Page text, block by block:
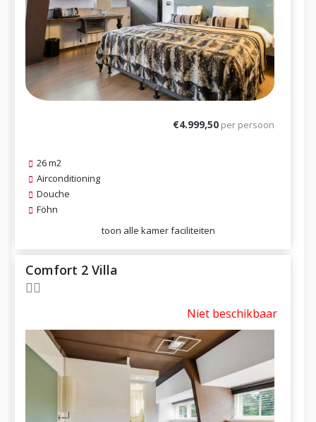
€4.999,50 per persoon
26 m2
Airconditioning
Douche
Föhn
toon alle kamer faciliteiten
Comfort 2 Villa
Niet beschikbaar